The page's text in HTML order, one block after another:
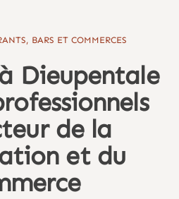
BARS ET COMMERCES
Dieupentale
de la
et du